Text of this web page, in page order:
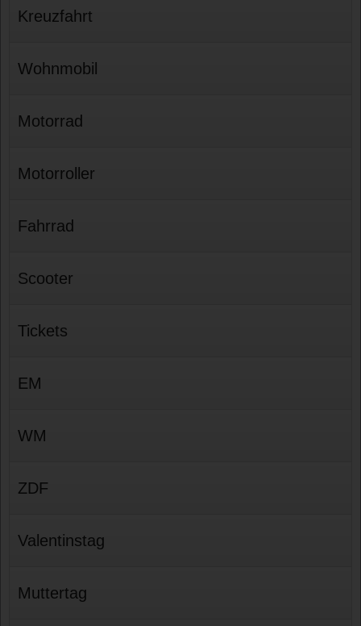
Kreuzfahrt
Wohnmobil
Motorrad
Motorroller
Fahrrad
Scooter
Tickets
EM
WM
ZDF
Valentinstag
Muttertag